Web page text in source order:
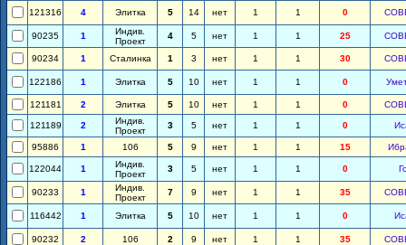
121316 4 Элитка 5 14 нет 1 1 0
90235 1
Индив.
Проект
4 5 нет 1 1 25
90234 1 Сталинка 1 3 нет 1 1 30
122186 1 Элитка 5 10 нет 1 1 0
121181 2 Элитка 5 10 нет 1 1 0
121189 2
Индив.
Проект
3 5 нет 1 1 0
95886 1 106 5 9 нет 1 1 15
122044 1
Индив.
Проект
3 5 нет 1 1 0
90233 1
Индив.
Проект
7 9 нет 1 1 35
116442 1 Элитка 5 10 нет 1 1 0
90232 2 106 2 9 нет 1 1 35